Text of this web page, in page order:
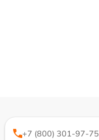
+7 (800) 301-97-75